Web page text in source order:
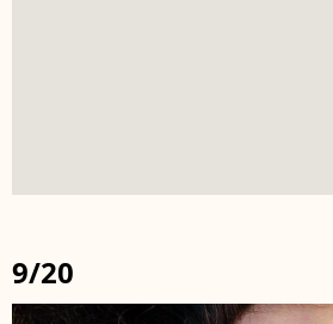
9/20